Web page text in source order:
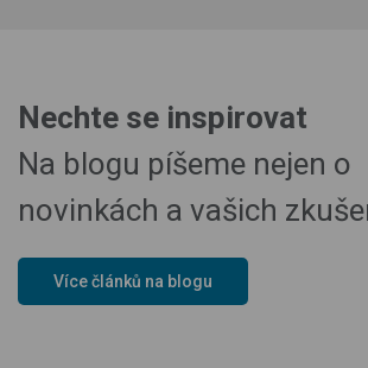
Nechte se inspirovat
Na blogu píšeme nejen o
novinkách a vašich
Více článků na blogu